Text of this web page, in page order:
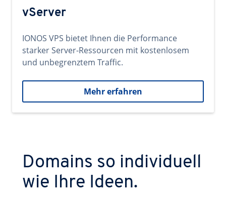
vServer
IONOS VPS bietet Ihnen die Performance
starker Server-Ressourcen mit kostenlosem
und unbegrenztem Traffic.
Mehr erfahren
Domains so individuell
wie Ihre Ideen.